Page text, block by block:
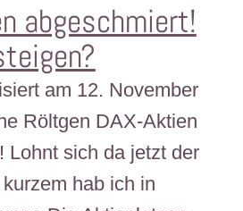
abgeschmiert!
am 12. November
Röltgen DAX-Aktien
Lohnt sich da jetzt der
hab ich in